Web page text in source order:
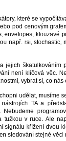
které se
pod cenovým
envelopes, klouzavé
např. rsi, stochastic,
jejich
není klíčová věc.
vybrat si, co
udělat, musíme
TA a
Nebudeme
tužkou v ruce. Ale
signálu křížení dvou
sledování stejné věci